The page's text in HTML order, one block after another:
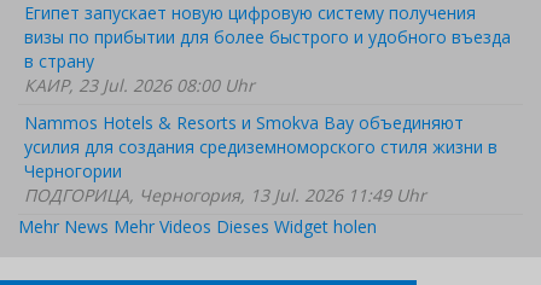
Египет запускает новую цифровую систему получения
визы по прибытии для более быстрого и удобного въезда
в страну
КАИР, 23 Jul. 2026 08:00 Uhr
Nammos Hotels & Resorts и Smokva Bay объединяют
усилия для создания средиземноморского стиля жизни в
Черногории
ПОДГОРИЦА, Черногория, 13 Jul. 2026 11:49 Uhr
Mehr News Mehr Videos Dieses Widget holen